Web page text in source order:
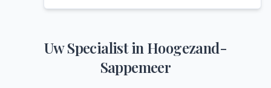
Uw Specialist in Hoogezand-
Sappemeer